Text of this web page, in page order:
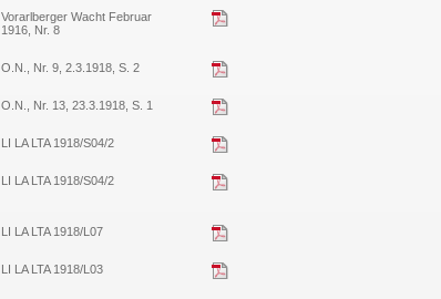
Vorarlberger Wacht Februar
1916, Nr. 8
O.N., Nr. 9, 2.3.1918, S. 2
O.N., Nr. 13, 23.3.1918, S. 1
LI LA LTA 1918/S04/2
LI LA LTA 1918/S04/2
LI LA LTA 1918/L07
LI LA LTA 1918/L03